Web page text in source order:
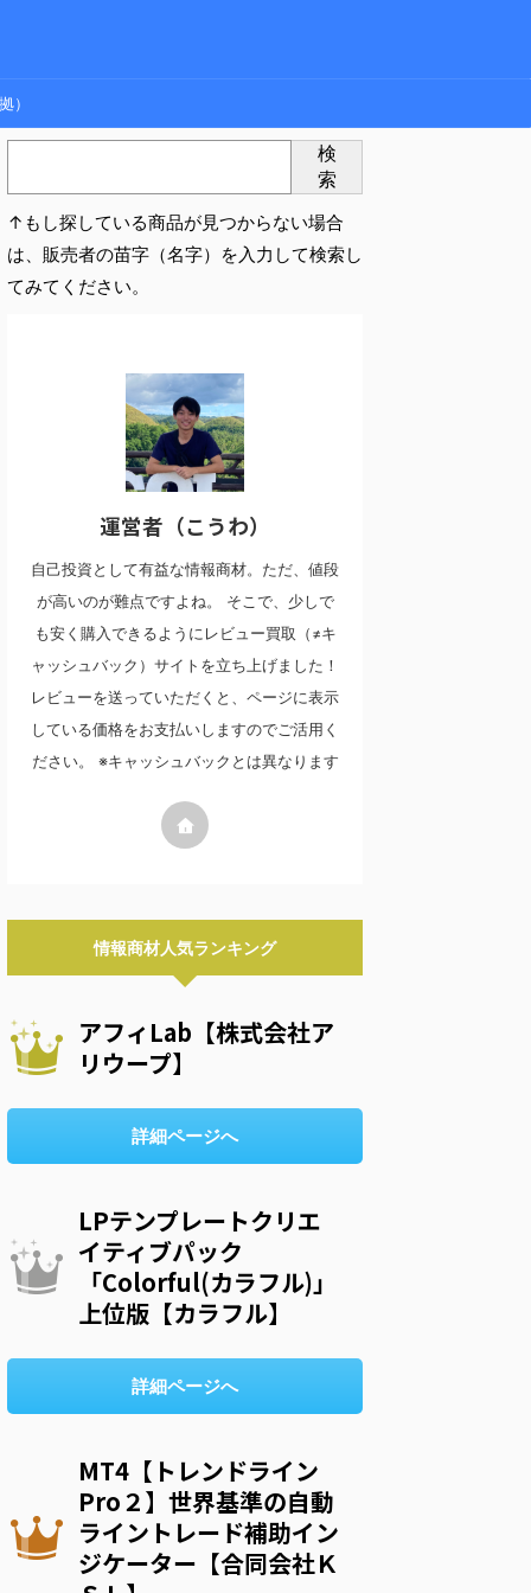
）
検
索
↑もし探している商品が見つからない場合
は、販売者の苗字（名字）を入力して検索し
てみてください。
運営者（こうわ）
自己投資として有益な情報商材。ただ、値段
が高いのが難点ですよね。 そこで、少しで
も安く購入できるようにレビュー買取（≠キ
ャッシュバック）サイトを立ち上げました！
レビューを送っていただくと、ページに表示
している価格をお支払いしますのでご活用く
ださい。 ※キャッシュバックとは異なります
情報商材人気ランキング
アフィLab【株式会社ア
リウープ】
詳細ページへ
LPテンプレートクリエ
イティブパック
「Colorful(カラフル)」
上位版【カラフル】
詳細ページへ
MT4【トレンドライン
Pro２】世界基準の自動
ライントレード補助イン
ジケーター【合同会社Ｋ